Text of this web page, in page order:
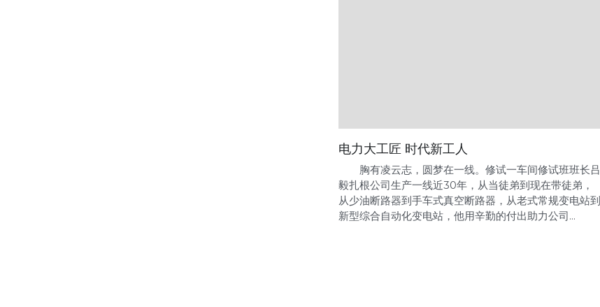
电力大工匠 时代新工人
胸有凌云志，圆梦在一线。修试一车间修试班班长吕
毅扎根公司生产一线近30年，从当徒弟到现在带徒弟，
从少油断路器到手车式真空断路器，从老式常规变电站到
新型综合自动化变电站，他用辛勤的付出助力公司...